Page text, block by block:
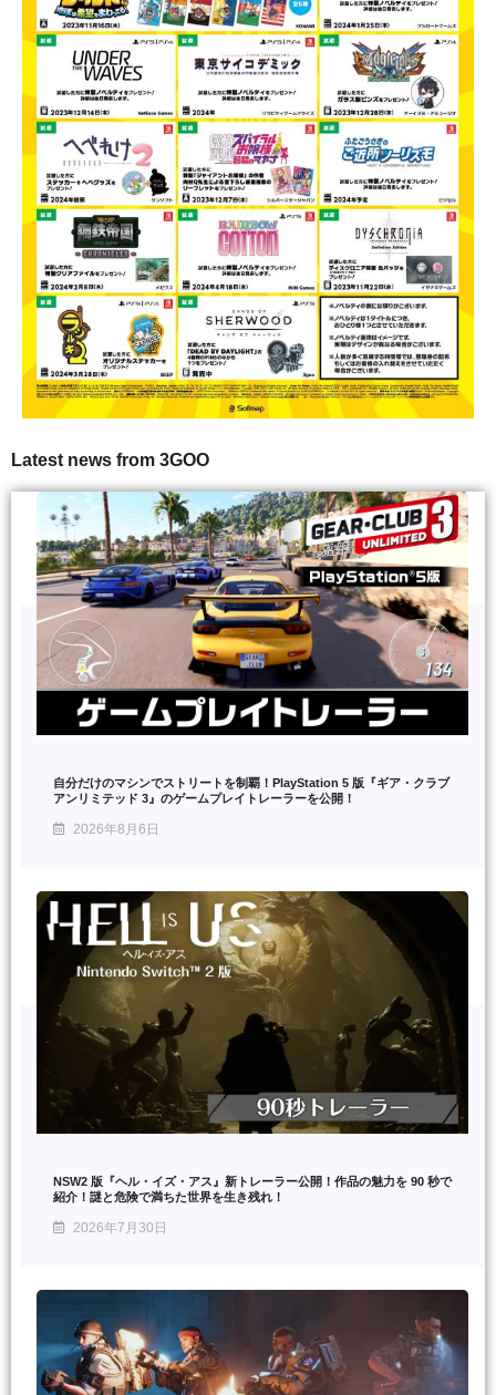
Latest news from 3GOO
自分だけのマシンでストリートを制覇！PlayStation 5 版『ギア・クラブ
アンリミテッド 3』のゲームプレイトレーラーを公開！
2026年8月6日
NSW2 版『ヘル・イズ・アス』新トレーラー公開！作品の魅力を 90 秒で
紹介！謎と危険で満ちた世界を生き残れ！
2026年7月30日